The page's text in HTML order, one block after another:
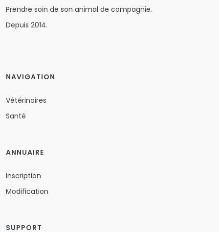
Prendre soin de son animal de compagnie.
Depuis 2014.
NAVIGATION
Vétérinaires
Santé
ANNUAIRE
Inscription
Modification
SUPPORT